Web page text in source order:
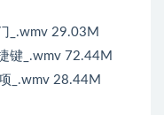
_.wmv 29.03M
键_.wmv 72.44M
_.wmv 28.44M